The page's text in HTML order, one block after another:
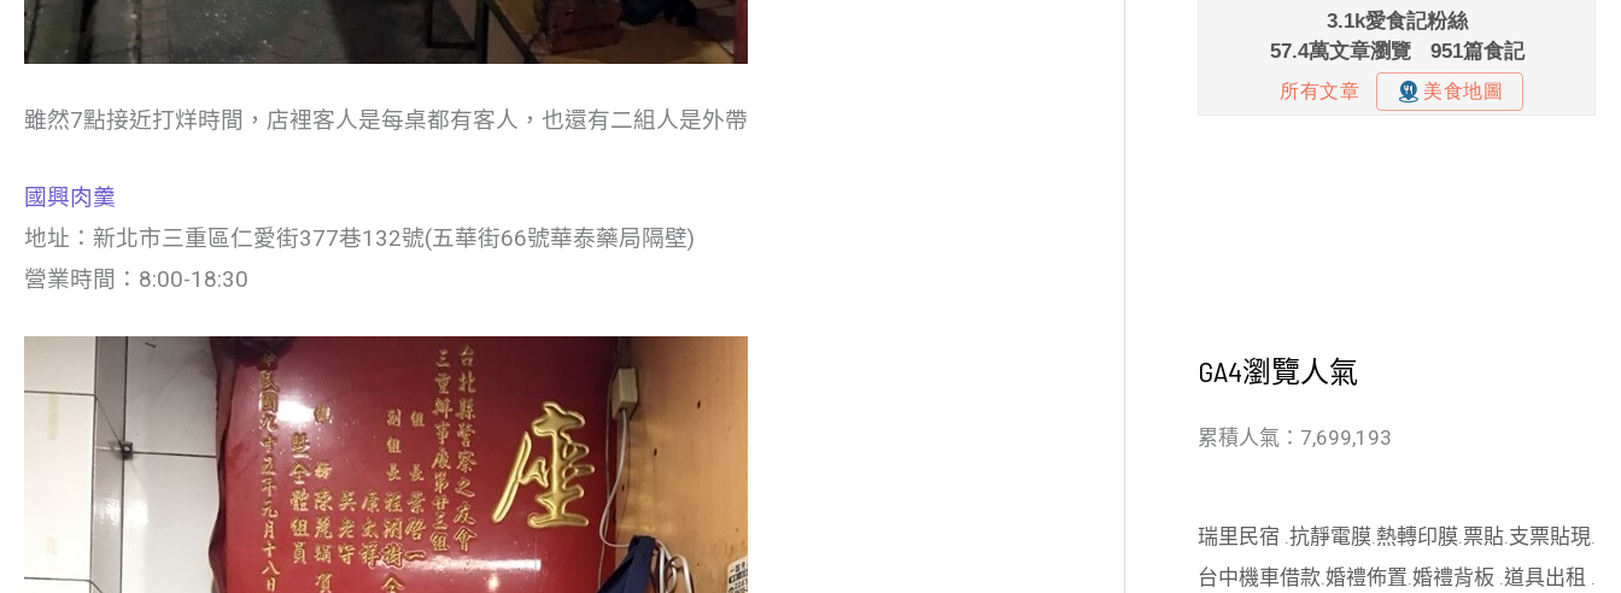
雖然7點接近打烊時間，店裡客人是每桌都有客人，也還有二組人是外帶
國興肉羹
地址：新北市三重區仁愛街377巷132號(五華街66號華泰藥局隔壁)
營業時間：8:00-18:30
GA4瀏覽人氣
累積人氣：7,699,193
瑞里民宿 抗靜電膜. 熱轉印膜. 票貼. 支票貼現
台中機車借款 婚禮佈置 婚禮背板 道具出租